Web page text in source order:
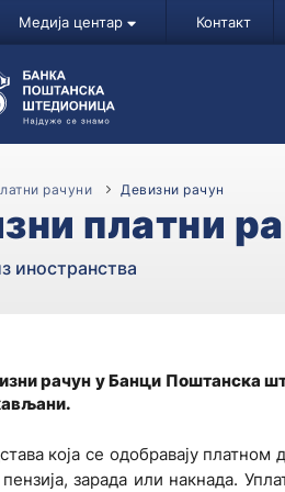
Медија центар Контакт
рачуни Девизни рачун
платни
иностранства
рачун у Банци Поштанска
која се одобравају
зарада или накнада.